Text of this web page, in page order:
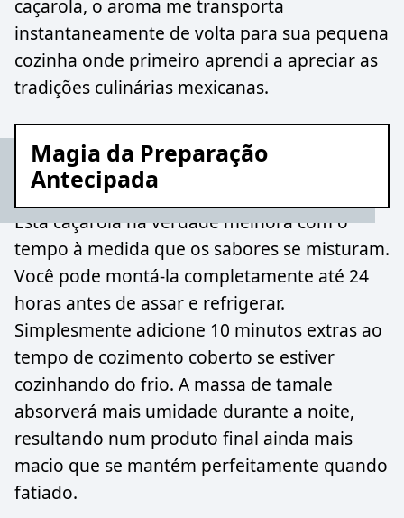
caçarola, o aroma me transporta
instantaneamente de volta para sua pequena
cozinha onde primeiro aprendi a apreciar as
tradições culinárias mexicanas.
Magia da Preparação
Antecipada
Esta caçarola na verdade melhora com o
tempo à medida que os sabores se misturam.
Você pode montá-la completamente até 24
horas antes de assar e refrigerar.
Simplesmente adicione 10 minutos extras ao
tempo de cozimento coberto se estiver
cozinhando do frio. A massa de tamale
absorverá mais umidade durante a noite,
resultando num produto final ainda mais
macio que se mantém perfeitamente quando
fatiado.